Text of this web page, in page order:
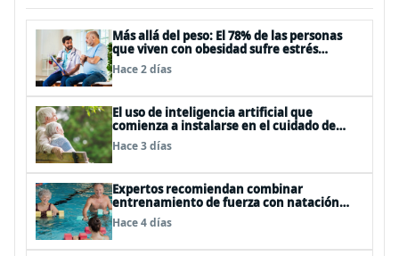
Más allá del peso: El 78% de las personas
que viven con obesidad sufre estrés
postraumático debido al estigma
Hace 2 días
El uso de inteligencia artificial que
comienza a instalarse en el cuidado de
personas mayores
Hace 3 días
Expertos recomiendan combinar
entrenamiento de fuerza con natación
para fortalecer la salud
Hace 4 días